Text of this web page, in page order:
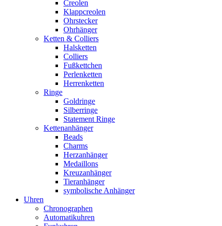
Creolen
Klappcreolen
Ohrstecker
Ohrhänger
Ketten & Colliers
Halsketten
Colliers
Fußkettchen
Perlenketten
Herrenketten
Ringe
Goldringe
Silberringe
Statement Ringe
Kettenanhänger
Beads
Charms
Herzanhänger
Medaillons
Kreuzanhänger
Tieranhänger
symbolische Anhänger
Uhren
Chronographen
Automatikuhren